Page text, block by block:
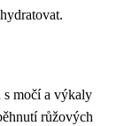
s močí a výkaly
růžových